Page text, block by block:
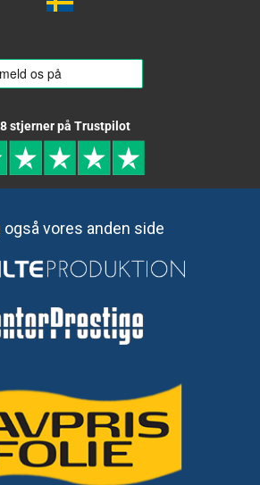
stjerner på Trustpilot
også vores anden side